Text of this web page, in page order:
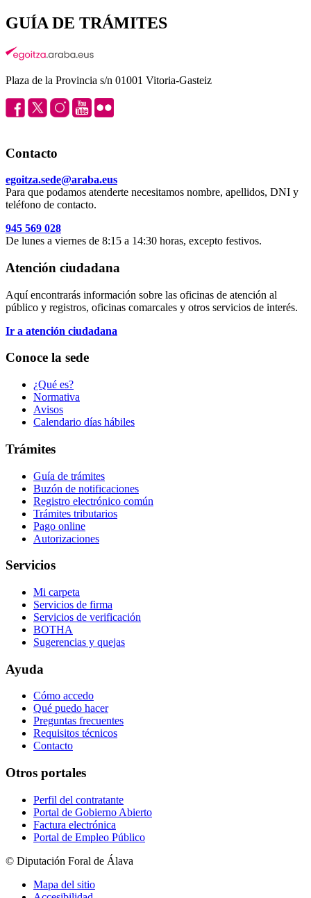
GUÍA DE TRÁMITES
Plaza de la Provincia s/n 01001 Vitoria-Gasteiz
Contacto
egoitza.sede@araba.eus
Para que podamos atenderte necesitamos nombre, apellidos, DNI y
teléfono de contacto.
945 569 028
De lunes a viernes de 8:15 a 14:30 horas, excepto festivos.
Atención ciudadana
Aquí encontrarás información sobre las oficinas de atención al
público y registros, oficinas comarcales y otros servicios de interés.
Ir a atención ciudadana
Conoce la sede
¿Qué es?
Normativa
Avisos
Calendario días hábiles
Trámites
Guía de trámites
Buzón de notificaciones
Registro electrónico común
Trámites tributarios
Pago online
Autorizaciones
Servicios
Mi carpeta
Servicios de firma
Servicios de verificación
BOTHA
Sugerencias y quejas
Ayuda
Cómo accedo
Qué puedo hacer
Preguntas frecuentes
Requisitos técnicos
Contacto
Otros portales
Perfil del contratante
Portal de Gobierno Abierto
Factura electrónica
Portal de Empleo Público
© Diputación Foral de Álava
Mapa del sitio